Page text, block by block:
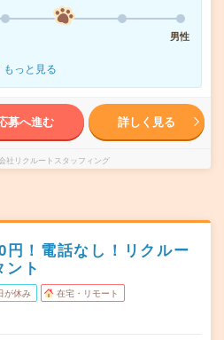
男性
もっと見る
募へ進む 詳しく見る
社リクルートスタッフィング
！電話なし！リクルー
ント
が休み 在宅・リモート